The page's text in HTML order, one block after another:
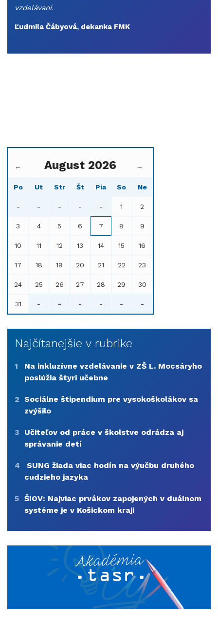
vzdelávaní.
Ľudmila Čábyová, dekanka FMK
← August 2026 →
Po Ut Str Št Pia So Ne
- - - - - 1 2
3 4 5 6 7 8 9
10 11 12 13 14 15 16
17 18 19 20 21 22 23
24 25 26 27 28 29 30
31 - - - - - -
Najčítanejšie v rubrike
1
Na inkluzívne vzdelávanie v ZŠ L. Mocsáryho
poslúžia štyri učebne
2 Sociálne štipendium pre vysokoškolákov sa
zvýšilo
3
Učiteľov od práce v školstve odrádza aj
správanie detí
4
SUNG žiada viac hodín na výučbu druhého
cudzieho jazyka
5 ŠIOV: Najviac prvákov zapojených v duálnom
systéme je v Košickom kraji